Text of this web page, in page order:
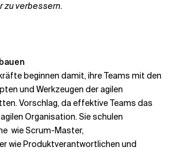
zu verbessern.
beginnen damit, ihre Teams mit den
und Werkzeugen der agilen
Vorschlag, da effektive Teams das
Organisation. Sie schulen
wie Scrum-Master,
wieProduktverantwortlichen und